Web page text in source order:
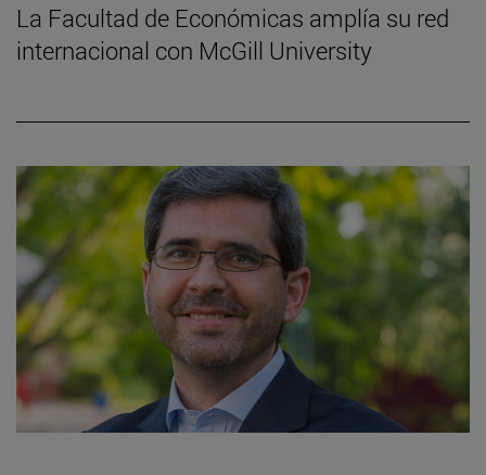
La Facultad de Económicas amplía su red
internacional con McGill University